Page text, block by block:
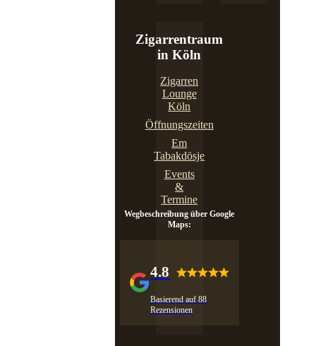
Zigarrentraum
in Köln
Zigarren
Lounge
Köln
Öffnungszeiten
Em
Tabakdösje
Events
&
Termine
Wegbeschreibung über Google
Maps:
4.8
Basierend auf 88
Rezensionen